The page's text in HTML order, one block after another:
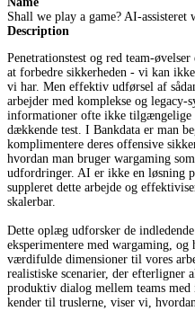
Shall we play a game? AI-assisteret
Description
Penetrationstest og red team-
at forbedre sikkerheden - vi kan
vi har. Men effektiv udførsel af
arbejder med komplekse og legacy-
informationer ofte ikke
dækkende test. I Bankdata er man
komplimentere deres offensive
hvordan man bruger wargaming
udfordringer. AI er ikke en løsning
suppleret dette arbejde og
skalerbar.
Dette oplæg udforsker de
eksperimentere med wargaming,
værdifulde dimensioner til vores
realistiske scenarier, der efterligner
produktiv dialog mellem teams
kender til truslerne, viser vi,